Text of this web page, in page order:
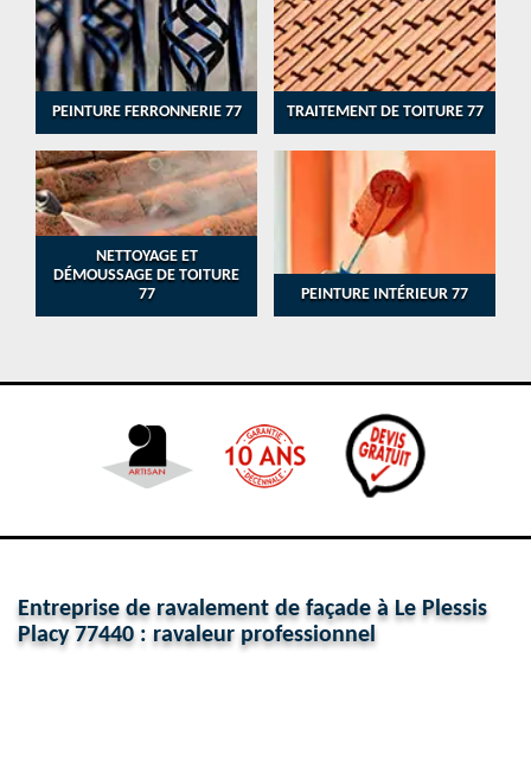
PEINTURE FERRONNERIE 77 TRAITEMENT DE TOITURE 77
NETTOYAGE ET
DÉMOUSSAGE DE TOITURE
77
PEINTURE INTÉRIEUR 77
Entreprise de ravalement de façade à Le Plessis
Placy 77440 : ravaleur professionnel